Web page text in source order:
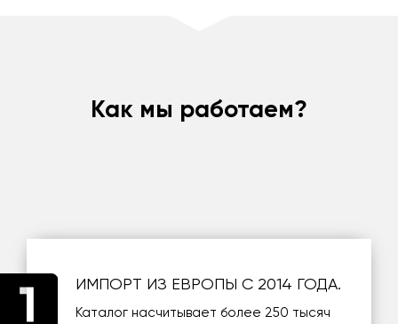
Как мы работаем?
ИМПОРТ ИЗ ЕВРОПЫ С 2014 ГОДА.
Каталог насчитывает более 250 тысяч